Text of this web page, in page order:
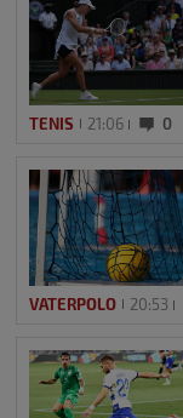
TENIS 21:06 0
VATERPOLO 20:53